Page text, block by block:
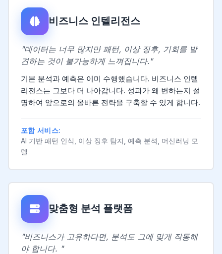
비즈니스 인텔리전스
"데이터는 너무 많지만 패턴, 이상 징후, 기회를 발
견하는 것이 불가능하게 느껴집니다."
기본 분석과 예측은 이미 수행했습니다. 비즈니스 인텔
리전스는 그보다 더 나아갑니다. 성과가 왜 변하는지 설
명하여 앞으로의 올바른 전략을 구축할 수 있게 합니다.
포함 서비스:
AI 기반 패턴 인식, 이상 징후 탐지, 예측 분석, 머신러닝 모
델
맞춤형 분석 플랫폼
"비즈니스가 고유하다면, 분석도 그에 맞게 작동해
야 합니다. "